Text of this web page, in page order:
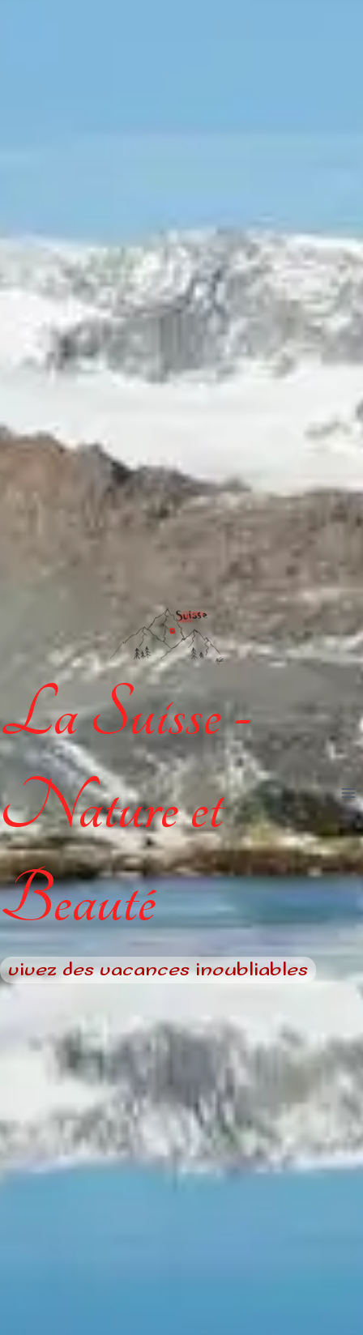
La Suisse -
Nature et
Beauté
vivez des vacances inoubliables